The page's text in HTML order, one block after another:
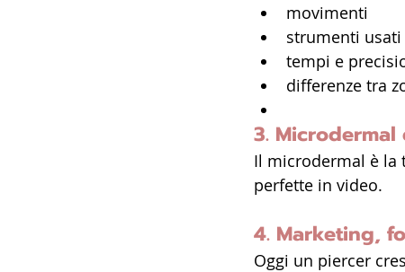
movimenti
strumenti usati
tempi e
differenze tra
3.
Il microdermal è la
perfette in video.
4. Marketing,
Oggi un piercer